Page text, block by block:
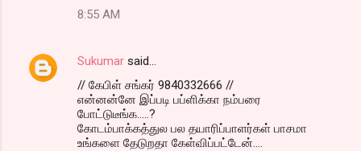
s
8:55 AM
Sukumar said…
// கேபிள் சங்கர் 9840332666 //
என்னன்னே இப்படி பப்ளிக்கா நம்பரை
போட்டுடீங்க.....?
கோடம்பாக்கத்துல பல தயாரிப்பாளர்கள் பாசமா
உங்களை தேடுறதா கேள்விப்பட்டேன்....